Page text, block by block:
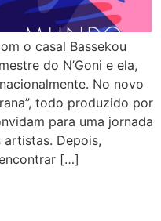
o casal Bassekou
do N’Goni e ela,
No novo
todo produzido por
para uma jornada
Depois,
[…]